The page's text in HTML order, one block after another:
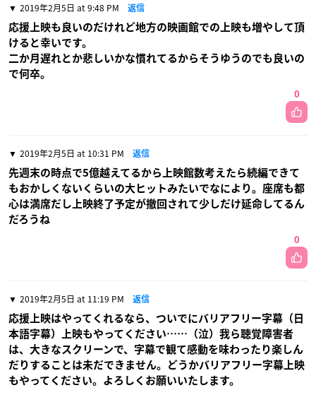
2019年2月5日 at 9:48 PM 返信
応援上映も良いのだけれど地方の映画館での上映も増やして頂
けると幸いです。
二か月遅れとか悲しいかな慣れてるからそうゆうのでも良いの
で何卒。
0
2019年2月5日 at 10:31 PM 返信
先週末の時点で5億越えてるから上映館数考えたら続編できて
もおかしくないくらいの大ヒットみたいでなにより。座席も都
心は満席だし上映終了予定が撤回されて少しだけ延命してるん
だろうね
0
2019年2月5日 at 11:19 PM 返信
応援上映はやってくれるなら、ついでにバリアフリー字幕（日
本語字幕）上映もやってください……（泣）我ら聴覚障害者
は、大きなスクリーンで、字幕で観て感動を味わったり楽しん
だりすることは未だできません。どうかバリアフリー字幕上映
もやってください。よろしくお願いいたします。